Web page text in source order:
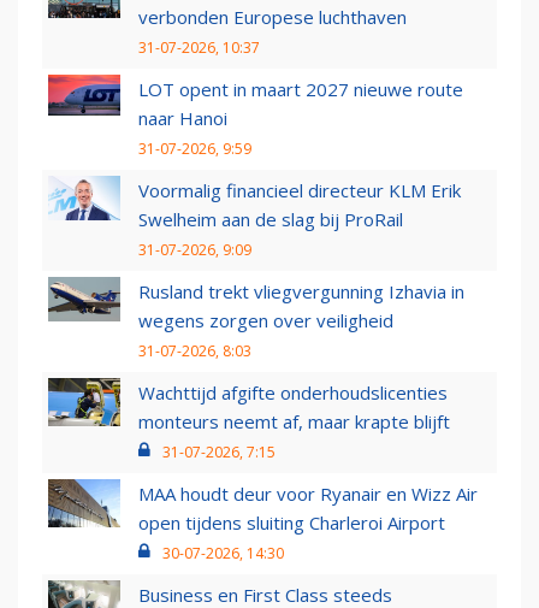
verbonden Europese luchthaven
31-07-2026, 10:37
LOT opent in maart 2027 nieuwe route
naar Hanoi
31-07-2026, 9:59
Voormalig financieel directeur KLM Erik
Swelheim aan de slag bij ProRail
31-07-2026, 9:09
Rusland trekt vliegvergunning Izhavia in
wegens zorgen over veiligheid
31-07-2026, 8:03
Wachttijd afgifte onderhoudslicenties
monteurs neemt af, maar krapte blijft
31-07-2026, 7:15
MAA houdt deur voor Ryanair en Wizz Air
open tijdens sluiting Charleroi Airport
30-07-2026, 14:30
Business en First Class steeds